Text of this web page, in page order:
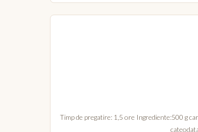
Timp de pregatire: 1,5 ore Ingrediente:500 g